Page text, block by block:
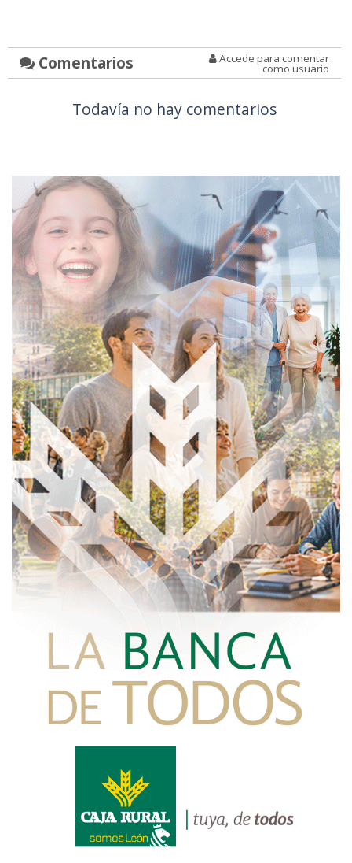
Comentarios Accede para comentar
como usuario
Todavía no hay comentarios